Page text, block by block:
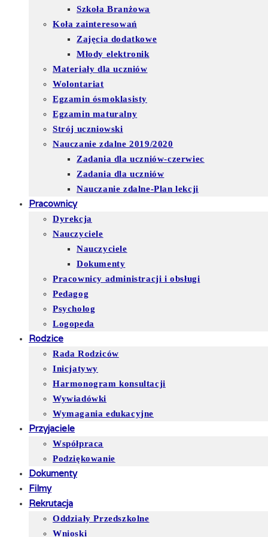
Szkoła Branżowa
Koła zainteresowań
Zajęcia dodatkowe
Młody elektronik
Materiały dla uczniów
Wolontariat
Egzamin ósmoklasisty
Egzamin maturalny
Strój uczniowski
Nauczanie zdalne 2019/2020
Zadania dla uczniów-czerwiec
Zadania dla uczniów
Nauczanie zdalne-Plan lekcji
Pracownicy
Dyrekcja
Nauczyciele
Nauczyciele
Dokumenty
Pracownicy administracji i obsługi
Pedagog
Psycholog
Logopeda
Rodzice
Rada Rodziców
Inicjatywy
Harmonogram konsultacji
Wywiadówki
Wymagania edukacyjne
Przyjaciele
Współpraca
Podziękowanie
Dokumenty
Filmy
Rekrutacja
Oddziały Przedszkolne
Wnioski